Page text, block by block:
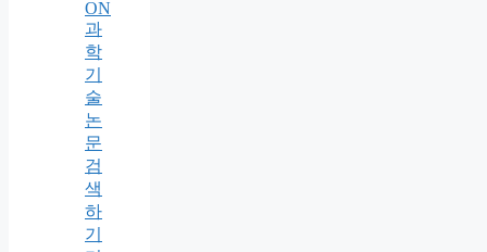
ON
과
학
기
술
논
문
검
색
하
기